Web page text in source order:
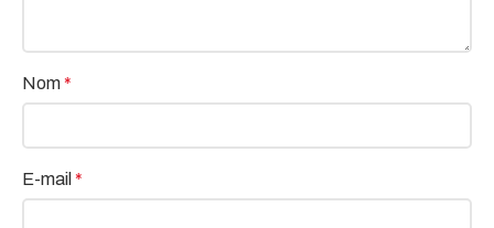
Nom*
E-mail *